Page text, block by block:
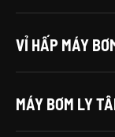
VỈ HẤP MÁY
MÁY BƠM LY